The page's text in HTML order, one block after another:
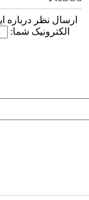
ارسال نظر درباره
الکترونیک شما: